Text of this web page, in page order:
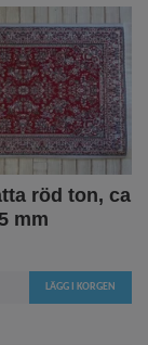
röd ton, ca
mm